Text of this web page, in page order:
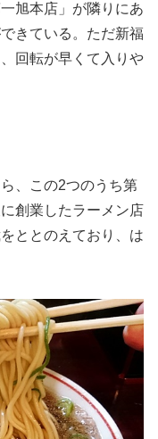
旭本店」が隣りにあ
きている。ただ新福
回転が早くて入りや
、この2つのうち第
創業したラーメン店
ととのえており、は